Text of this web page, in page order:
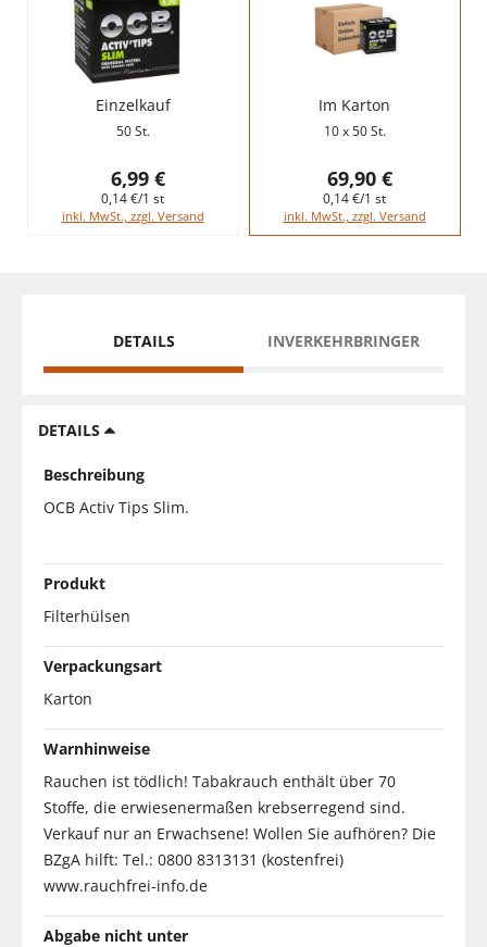
Einzelkauf
50 St.
6,99 €
0,14 €/1 st
inkl. MwSt., zzgl. Versand
Im Karton
10 x 50 St.
69,90 €
0,14 €/1 st
inkl. MwSt., zzgl. Versand
DETAILS INVERKEHRBRINGER
DETAILS
Beschreibung
OCB Activ Tips Slim.
Produkt
Filterhülsen
Verpackungsart
Karton
Warnhinweise
Rauchen ist tödlich! Tabakrauch enthält über 70
Stoffe, die erwiesenermaßen krebserregend sind.
Verkauf nur an Erwachsene! Wollen Sie aufhören? Die
BZgA hilft: Tel.: 0800 8313131 (kostenfrei)
www.rauchfrei-info.de
Abgabe nicht unter